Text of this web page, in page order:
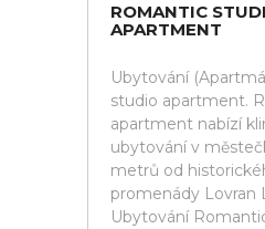
ROMANTIC
APARTMENT
Ubytování
studio apartment.
apartment nabízí
ubytování v
metrů od
promenády Lovran
Ubytování